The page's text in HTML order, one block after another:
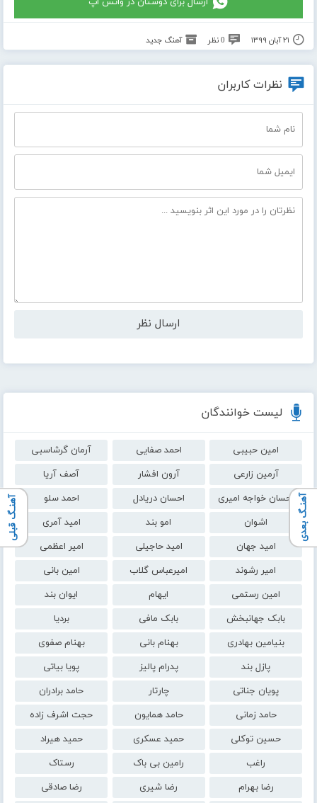
لیست خوانندگان
امین حبیبی احمد صفایی
آرمان گرشاسبی
آرمین زارعی
آرون افشار
آصف آریا
احسان خواجه امیری
احسان دریادل
احمد سلو
اشوان
امو بند
امید آمری
امید جهان
امید حاجیلی
امیر اعظمی
امیر رشوند
امیرعباس گلاب
امین بانی
امین رستمی
ایهام
ایوان بند
بابک جهانبخش
بابک مافی
بردیا
بنیامین بهادری
بهنام بانی
بهنام صفوی
پازل بند
پدرام پالیز
پویا بیاتی
پویان جناتی
چارتار
حامد برادران
حامد زمانی
حامد همایون
حجت اشرف زاده
حسین توکلی
حمید عسکری
حمید هیراد
راغب
رامین بی باک
رستاک
رضا بهرام
رضا شیری
رضا صادقی
۲۱ آبان ۱۳۹۹ 0 نظر آهنگ جدید
آهنـگ بعدی آهنـگ قبلی
نظرات کاربران